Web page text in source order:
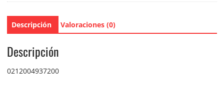
Descripción Valoraciones (0)
Descripción
0212004937200